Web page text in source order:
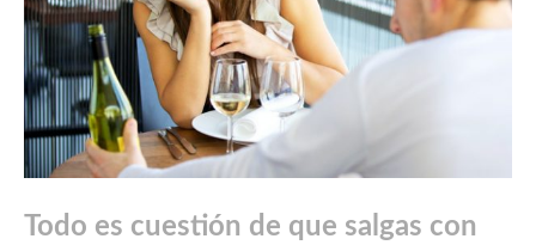
Todo es cuestión de que salgas con